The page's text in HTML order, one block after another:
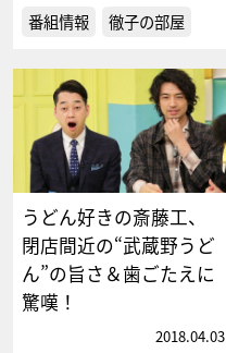
番組情報 徹子の部屋
うどん好きの斎藤工、
閉店間近の“武蔵野うど
ん”の旨さ＆歯ごたえに
驚嘆！
2018.04.03